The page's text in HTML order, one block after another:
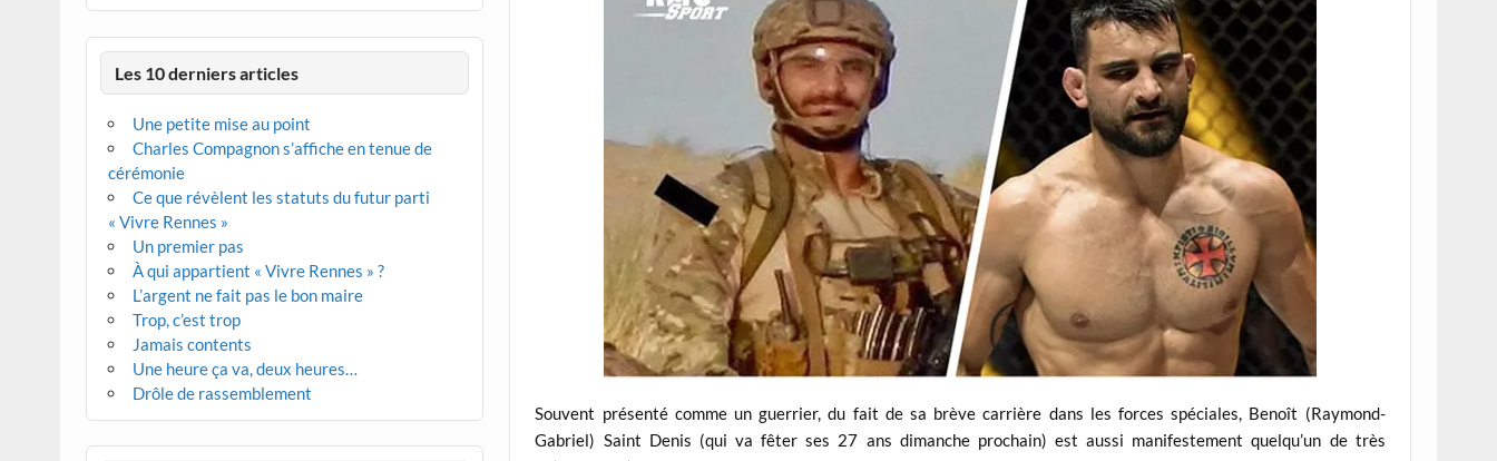
Souvent présenté comme un guerrier, du fait de sa brève carrière dans les forces spéciales, Benoît (Raymond-
Gabriel) Saint Denis (qui va fêter ses 27 ans dimanche prochain) est aussi manifestement quelqu’un de très
Les 10 derniers articles
Une petite mise au point
Charles Compagnon s’affiche en tenue de
cérémonie
Ce que révèlent les statuts du futur parti
« Vivre Rennes »
Un premier pas
À qui appartient « Vivre Rennes » ?
L’argent ne fait pas le bon maire
Trop, c’est trop
Jamais contents
Une heure ça va, deux heures…
Drôle de rassemblement